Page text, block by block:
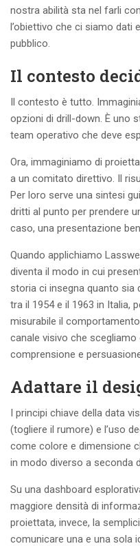
nostra abilità sta nel farli
l’obiettivo che ci siamo dati
pubblico.
Il contesto
Il contesto è tutto.
opzioni di drill-down. È uno
team operativo che deve
Ora, immaginiamo di
a un comitato direttivo. Il
Per loro serve una sintesi
dritti al punto per prendere
caso, una presentazione
Quando applichiamo
diventa il modo in cui
storia ci insegna quanto sia
tra il 1954 e il 1963 in Italia,
misurabile il
canale visivo che
comprensione e
Adattare il
I principi chiave della data
(togliere il rumore) e l’uso
come colore e dimensione
in modo diverso a seconda
Su una dashboard
maggiore densità di
proiettata, invece, la
comunicare una e una sola